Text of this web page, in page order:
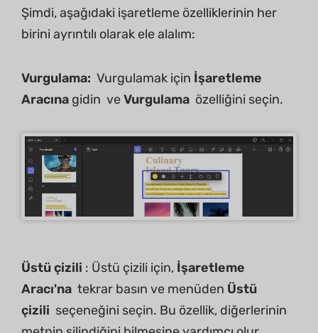
Şimdi, aşağıdaki işaretleme özelliklerinin her
birini ayrıntılı olarak ele alalım:
Vurgulama: Vurgulamak için İşaretleme
Aracına gidin veVurgulama özelliğini seçin.
Üstü çizili : Üstü çizili için, İşaretleme
Aracı'na tekrar basın ve menüden Üstü
çizili seçeneğini seçin. Bu özellik, diğerlerinin